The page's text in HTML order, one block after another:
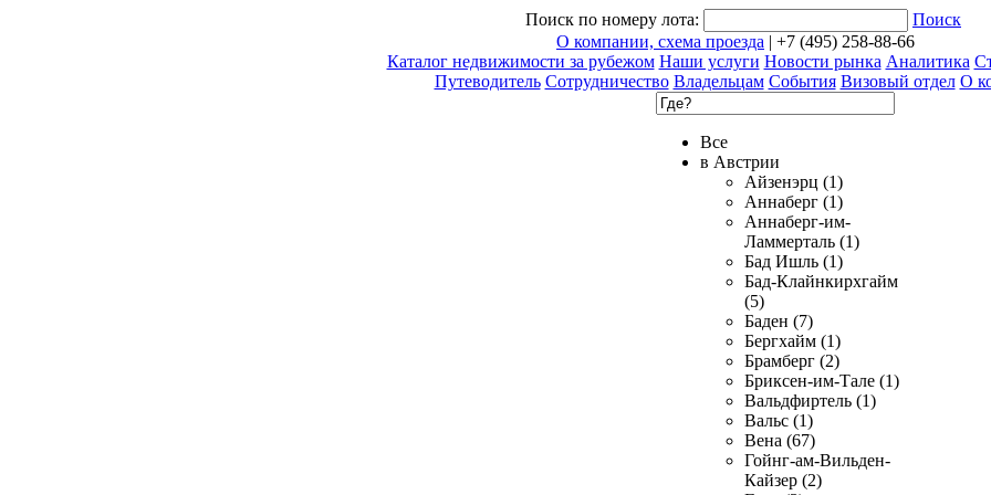
Поиск по номеру лота:
Поиск
О компании, схема проезда | +7 (495) 258-88-66
Каталог недвижимости за рубежом Наши услуги Новости рынка Аналитика
Путеводитель Сотрудничество Владельцам События Визовый отдел О
Все
в Австрии
Айзенэрц (1)
Аннаберг (1)
Аннаберг-им-
Ламмерталь (1)
Бад Ишль (1)
Бад-Клайнкирхгайм
(5)
Баден (7)
Бергхайм (1)
Брамберг (2)
Бриксен-им-Тале (1)
Вальдфиртель (1)
Вальс (1)
Вена (67)
Гойнг-ам-Вильден-
Кайзер (2)